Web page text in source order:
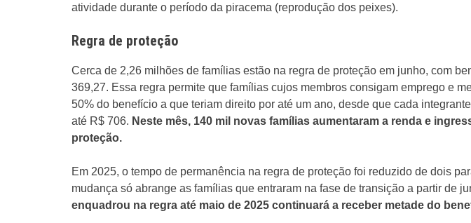
atividade durante o período da piracema (reprodução dos peixes).
Regra de proteção
Cerca de 2,26 milhões de famílias estão na regra de proteção em junho, com
369,27. Essa regra permite que famílias cujos membros consigam emprego e
50% do benefício a que teriam direito por até um ano, desde que cada
até R$ 706. Neste mês, 140 mil novas famílias aumentaram a renda e
proteção.
Em 2025, o tempo de permanência na regra de proteção foi reduzido de dois
mudança só abrange as famílias que entraram na fase de transição a partir de
enquadrou na regra até maio de 2025 continuará a receber metade do